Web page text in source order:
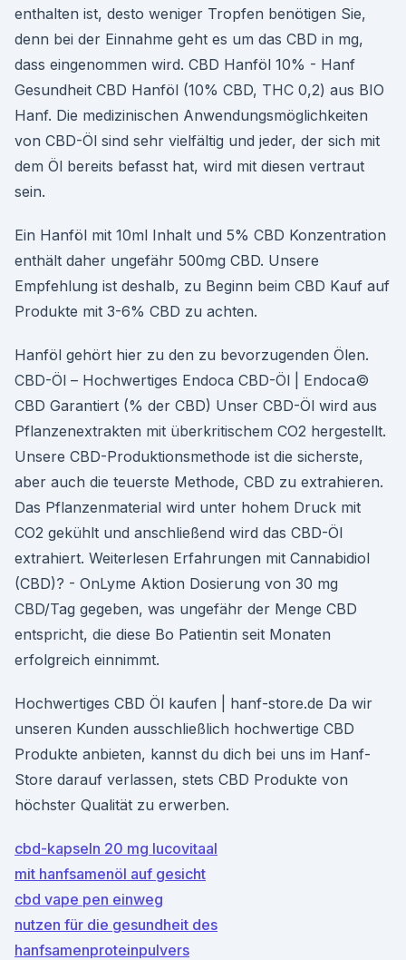
enthalten ist, desto weniger Tropfen benötigen Sie,
denn bei der Einnahme geht es um das CBD in mg,
dass eingenommen wird. CBD Hanföl 10% - Hanf
Gesundheit CBD Hanföl (10% CBD, THC 0,2) aus BIO
Hanf. Die medizinischen Anwendungsmöglichkeiten
von CBD-Öl sind sehr vielfältig und jeder, der sich mit
dem Öl bereits befasst hat, wird mit diesen vertraut
sein.
Ein Hanföl mit 10ml Inhalt und 5% CBD Konzentration
enthält daher ungefähr 500mg CBD. Unsere
Empfehlung ist deshalb, zu Beginn beim CBD Kauf auf
Produkte mit 3-6% CBD zu achten.
Hanföl gehört hier zu den zu bevorzugenden Ölen.
CBD-Öl – Hochwertiges Endoca CBD-Öl | Endoca©
CBD Garantiert (% der CBD) Unser CBD-Öl wird aus
Pflanzenextrakten mit überkritischem CO2 hergestellt.
Unsere CBD-Produktionsmethode ist die sicherste,
aber auch die teuerste Methode, CBD zu extrahieren.
Das Pflanzenmaterial wird unter hohem Druck mit
CO2 gekühlt und anschließend wird das CBD-Öl
extrahiert. Weiterlesen Erfahrungen mit Cannabidiol
(CBD)? - OnLyme Aktion Dosierung von 30 mg
CBD/Tag gegeben, was ungefähr der Menge CBD
entspricht, die diese Bo Patientin seit Monaten
erfolgreich einnimmt.
Hochwertiges CBD Öl kaufen | hanf-store.de Da wir
unseren Kunden ausschließlich hochwertige CBD
Produkte anbieten, kannst du dich bei uns im Hanf-
Store darauf verlassen, stets CBD Produkte von
höchster Qualität zu erwerben.
cbd-kapseln 20 mg lucovitaal
mit hanfsamenöl auf gesicht
cbd vape pen einweg
nutzen für die gesundheit des
hanfsamenproteinpulvers